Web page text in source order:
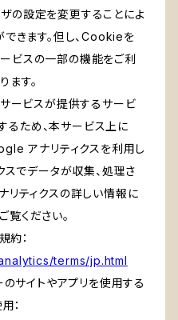
の設定を変更することによ
きます。但し、Cookieを
ビスの一部の機能をご利
ます。
サービスが提供するサービ
るため、本サービス上に
アナリティクスを利用し
スでデータが収集、処理さ
ティクスの詳しい情報に
覧ください。
約：
terms/jp.html
サイトやアプリを使用する
：